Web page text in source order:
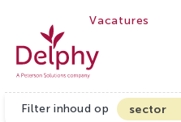
Vacatures
Delphy
Filter inhoud op
sector